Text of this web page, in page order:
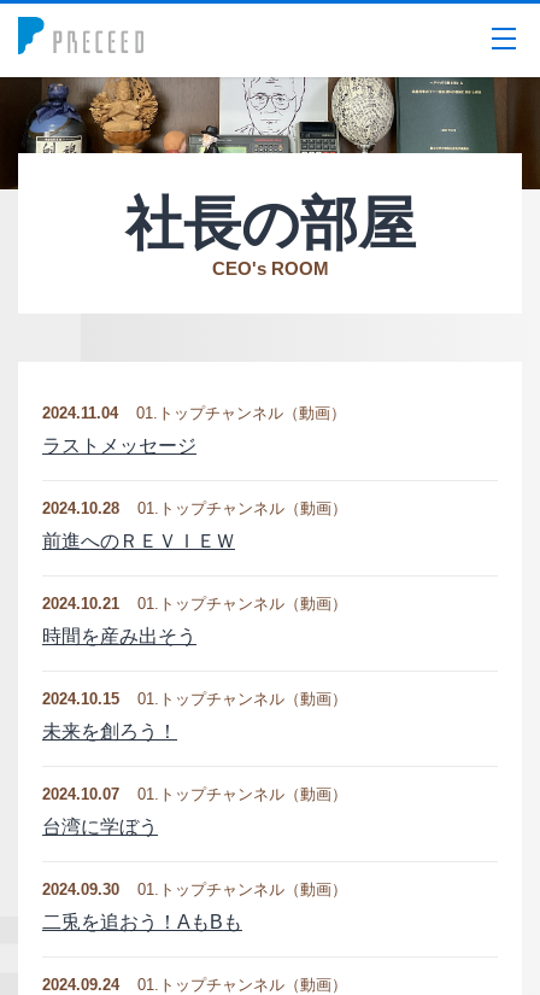
メニュー
社長の部屋
CEO's ROOM
2024.11.04 01.トップチャンネル（動画）
ラストメッセージ
2024.10.28 01.トップチャンネル（動画）
前進へのＲＥＶＩＥＷ
2024.10.21 01.トップチャンネル（動画）
時間を産み出そう
2024.10.15 01.トップチャンネル（動画）
未来を創ろう！
2024.10.07 01.トップチャンネル（動画）
台湾に学ぼう
2024.09.30 01.トップチャンネル（動画）
二兎を追おう！AもBも
2024.09.24 01.トップチャンネル（動画）